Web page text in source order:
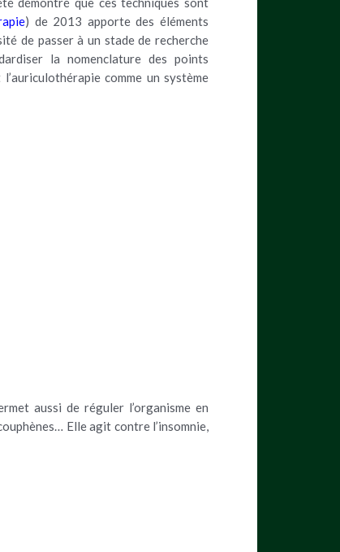
) de 2013 apporte des éléments
de passer à un stade de recherche
la nomenclature des points
comme un système
aussi de réguler l’organisme en
Elle agit contre l’insomnie,